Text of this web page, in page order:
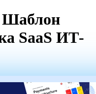
Шаблон
SaaS ИТ-